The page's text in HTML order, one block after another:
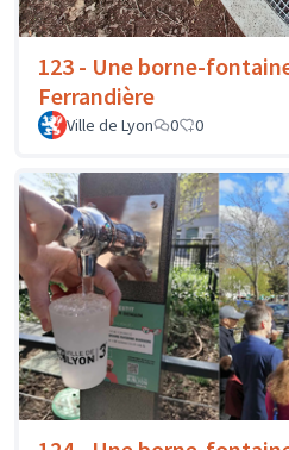
123 - Une borne-
Ferrandière
Ville de Lyon 0 0